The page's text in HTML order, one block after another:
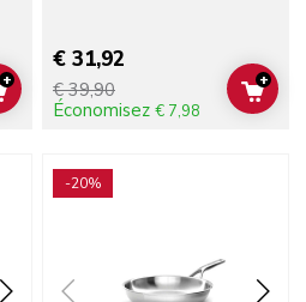
ADD TO CART
+
€ 31,92
€ 39,90
Économisez € 7,98
ADD
+
-20%